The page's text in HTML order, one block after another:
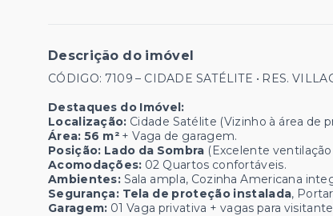
Descrição do imóvel
CÓDIGO: 7109 – CIDADE SATÉLITE • RES.
Destaques do Imóvel:
Localização: Cidade Satélite (Vizinho à área de
Área: 56 m²+ Vaga de garagem.
Posição: Lado da Sombra (Excelente ventilação
Acomodações: 02 Quartos confortáveis.
Ambientes: Sala ampla, Cozinha Americana
Segurança: Tela de proteção instalada,
Garagem: 01 Vaga privativa + vagas para